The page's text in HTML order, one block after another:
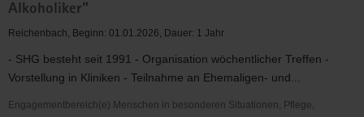
für
Bedürftige
Alkoholiker"
Reichenbach, Beginn: 01.01.2026, Dauer: 1 Jahr
- SHG besteht seit 1991 - Organisation wöchentlicher Treffen -
Vorstellung in Kliniken - Teilnahme an Ehemaligen- und...
Engagementbereich(e) Menschen in besonderen Situationen, Pflege,